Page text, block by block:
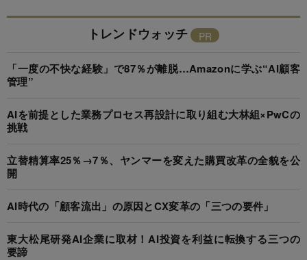
トレンドウォッチ
「一度の不快な経験」で87％が離脱…Amazonに学ぶ“AI顧客
管理”
AIを前提とした業務プロセス再設計に取り組む大林組×PwCの
挑戦
立替精算率25％→7％、ヤンマーを変えた購買改革の全貌を公
開
AI時代の「顧客流出」の原因とCX変革の「三つの要件」
東大松尾研発AI企業に取材！AI投資を利益に転換する三つの
要諦